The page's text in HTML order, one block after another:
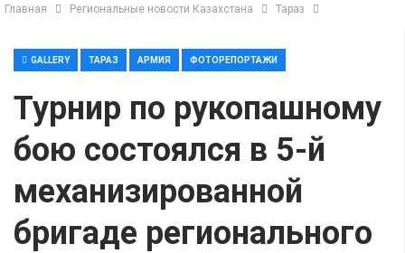
Главная Региональные новости Казахстана Тараз
GALLERY ТАРАЗ АРМИЯ ФОТОРЕПОРТАЖИ
Турнир по рукопашному
бою состоялся в 5-й
механизированной
бригаде регионального